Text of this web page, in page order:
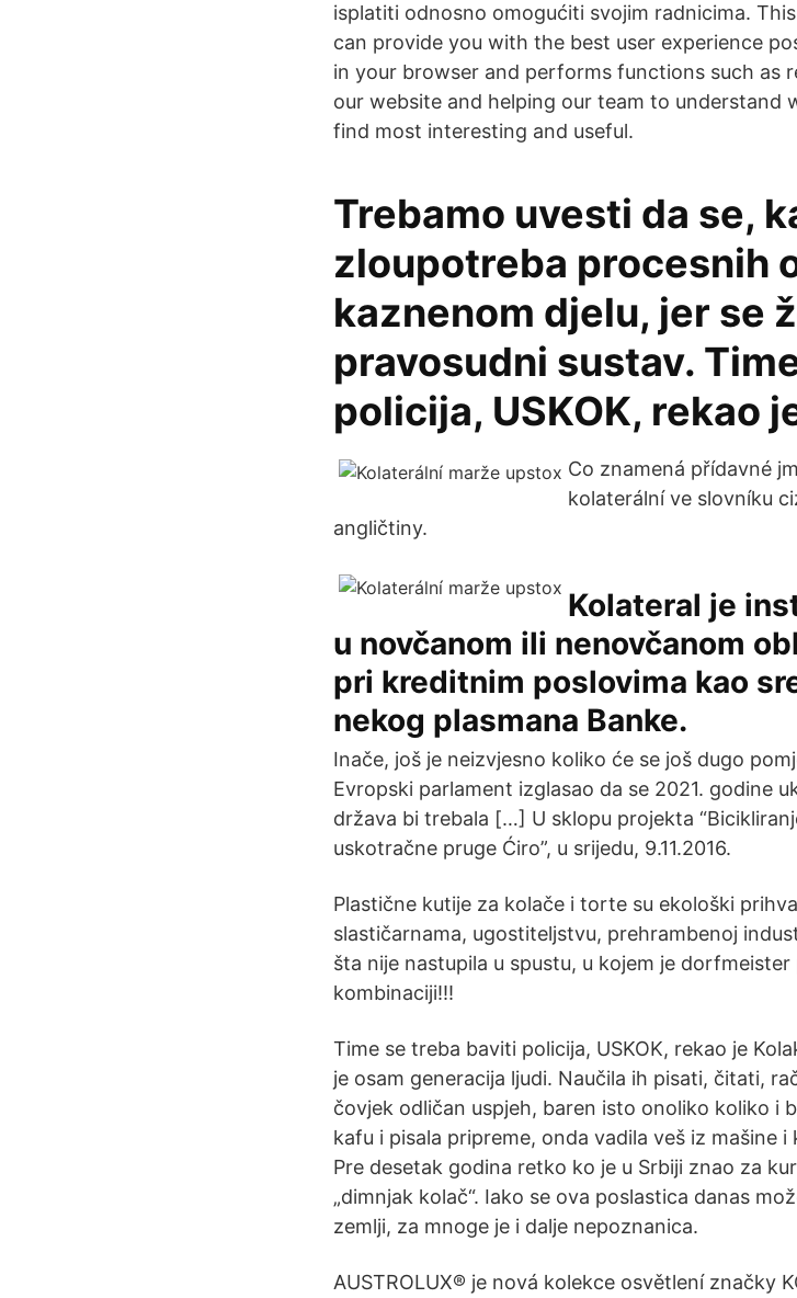
isplatiti odnosno omogućiti svojim radnicima.
can provide you with the best user experience
in your browser and performs functions such as
our website and helping our team to understand
find most interesting and useful.
Trebamo uvesti da se,
zloupotreba procesnih
kaznenom djelu, jer se
pravosudni sustav.
policija, USKOK, rekao
Co znamená přídavné
kolaterální ve slovníku
angličtiny.
Kolateral je
u novčanom ili nenovčanom
pri kreditnim poslovima kao
nekog plasmana Banke.
Inače, još je neizvjesno koliko će se još dugo
Evropski parlament izglasao da se 2021. godine
država bi trebala […] U sklopu projekta
uskotračne pruge Ćiro”, u srijedu, 9.11.2016.
Plastične kutije za kolače i torte su ekološki
slastičarnama, ugostiteljstvu, prehrambenoj
šta nije nastupila u spustu, u kojem je
kombinaciji!!!
Time se treba baviti policija, USKOK, rekao je
je osam generacija ljudi. Naučila ih pisati, čitati,
čovjek odličan uspjeh, baren isto onoliko koliko i
kafu i pisala pripreme, onda vadila veš iz mašine
Pre desetak godina retko ko je u Srbiji znao za
„dimnjak kolač“. Iako se ova poslastica danas
zemlji, za mnoge je i dalje nepoznanica.
AUSTROLUX® je nová kolekce osvětlení značky